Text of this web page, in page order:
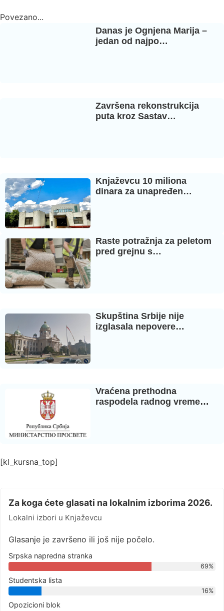
Povezano...
Danas je Ognjena Marija –
jedan od najpo…
Završena rekonstrukcija
puta kroz Sastav…
Knjaževcu 10 miliona
dinara za unapređen…
Raste potražnja za peletom
pred grejnu s…
Skupština Srbije nije
izglasala nepovere…
Vraćena prethodna
raspodela radnog vreme…
[kl_kursna_top]
Za koga ćete glasati na lokalnim izborima 2026.
Lokalni izbori u Knjaževcu
Glasanje je završeno ili još nije počelo.
Srpska napredna stranka
69%
Studentska lista
16%
Opozicioni blok